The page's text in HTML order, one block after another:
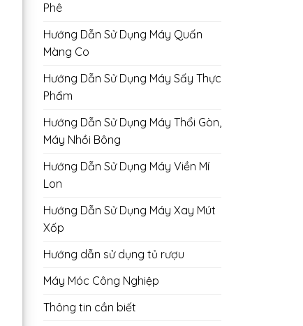
Phê
Hướng Dẫn Sử Dụng Máy Quấn
Màng Co
Hướng Dẫn Sử Dụng Máy Sấy Thực
Phẩm
Hướng Dẫn Sử Dụng Máy Thổi Gòn,
Máy Nhồi Bông
Hướng Dẫn Sử Dụng Máy Viền Mí
Lon
Hướng Dẫn Sử Dụng Máy Xay Mút
Xốp
Hướng dẫn sử dụng tủ rượu
Máy Móc Công Nghiệp
Thông tin cần biết